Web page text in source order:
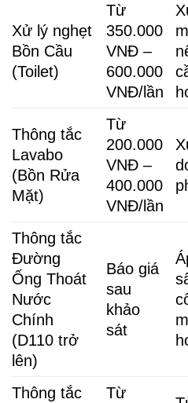
Xử lý nghẹt
Bồn Cầu
(Toilet)
Từ
350.000
VNĐ –
600.000
VNĐ/lần
Thông tắc
Lavabo
(Bồn Rửa
Mặt)
Từ
200.000
VNĐ –
400.000
VNĐ/lần
Thông tắc
Đường
Ống Thoát
Nước
Chính
(D110 trở
lên)
Báo giá
sau
khảo
sát
Thông tắc Từ